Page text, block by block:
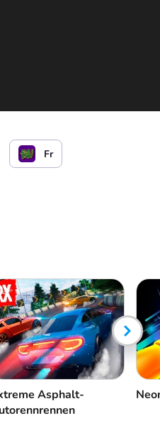
oder
Fr
Asphalt-